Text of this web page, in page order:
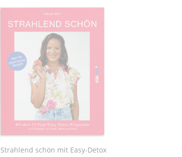
Strahlend schön mit Easy-Detox